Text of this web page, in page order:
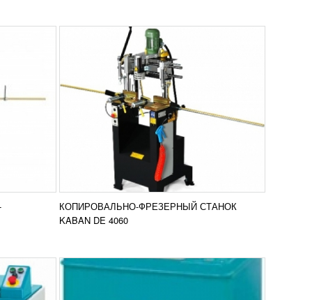
КОПИРОВАЛЬНО-ФРЕЗЕРНЫЙ СТАНОК
KABAN DE 4060
в
или
в...
СТАНОК ДЛЯ ОБРАБОТКИ
ИМПОСТА YILMAZ KM 211
47 326
Агрегат Yilmaz KM 211 используется
для фрезеровочных работ с
профилем импоста из алюминия и
ПВХ. Произведен известным турецким
брендом Yilmaz , что...
ПОДРОБНЕЕ
Добавить в
сравнение